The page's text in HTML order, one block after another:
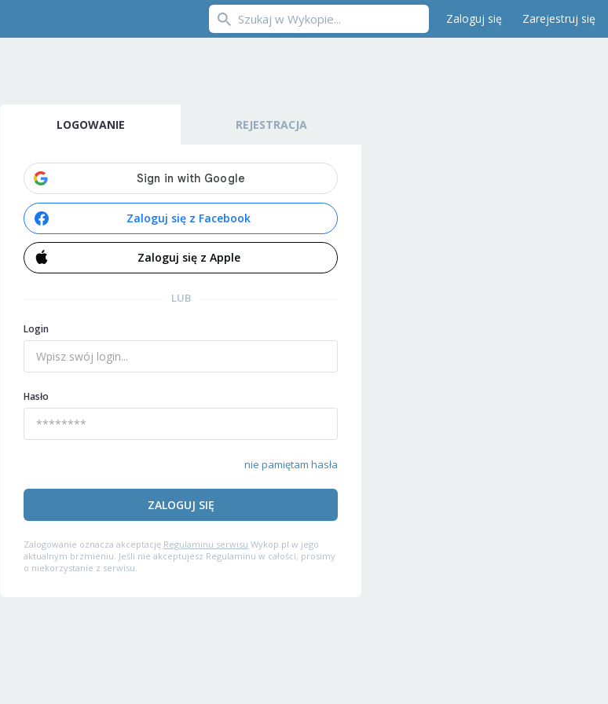
Zaloguj się Zarejestruj się
LOGOWANIE REJESTRACJA
Zaloguj się z Facebook
Zaloguj się z Apple
LUB
Login
Hasło
nie pamiętam hasła
ZALOGUJ SIĘ
Zalogowanie oznacza akceptację Regulaminu serwisu Wykop.pl w jego
aktualnym brzmieniu. Jeśli nie akceptujesz Regulaminu w całości, prosimy
o niekorzystanie z serwisu.